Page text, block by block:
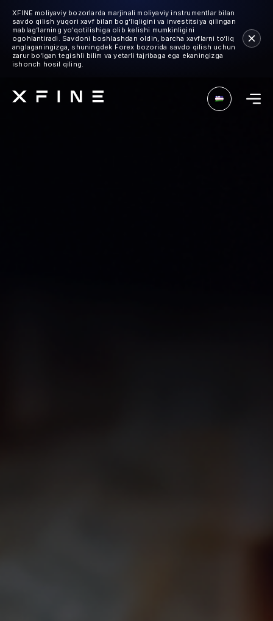
XFINE moliyaviy bozorlarda marjinali moliyaviy instrumentlar bilan
savdo qilish yuqori xavf bilan bog‘liqligini va investitsiya qilingan
mablag‘larning yo‘qotilishiga olib kelishi mumkinligini
ogohlantiradi. Savdoni boshlashdan oldin, barcha xavflarni to‘liq
anglaganingizga, shuningdek Forex bozorida savdo qilish uchun
zarur bo‘lgan tegishli bilim va yetarli tajribaga ega ekaningizga
ishonch hosil qiling.